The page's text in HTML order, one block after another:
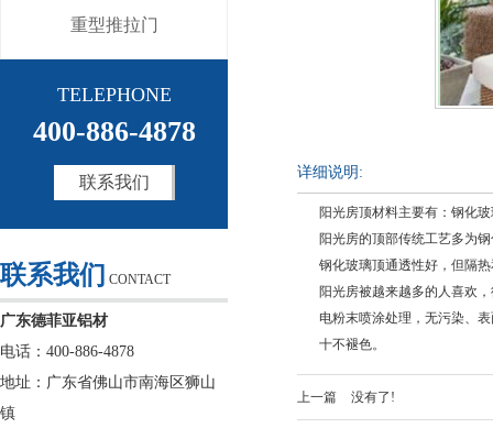
重型推拉门
TELEPHONE
400-886-4878
联系我们
联系我们 CONTACT
广东德菲亚铝材
电话：400-886-4878
地址：广东省佛山市南海区狮山
镇
详细说明:
阳光房顶材料主要有：钢化
阳光房的顶部传统工艺多为
钢化玻璃顶通透性好，但隔
阳光房被越来越多的人喜欢
电粉末喷涂处理，无污染、
十不褪色。
上一篇 没有了!